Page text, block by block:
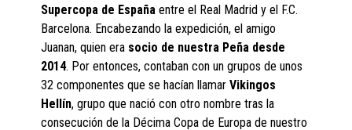
Supercopa de España entre el Real Madrid y el F.C.
Barcelona. Encabezando la expedición, el amigo
Juanan, quien era socio de nuestra Peña desde
2014. Por entonces, contaban con un grupos de unos
32 componentes que se hacían llamarVikingos
Hellín, grupo que nació con otro nombre tras la
consecución de la Décima Copa de Europa de nuestro